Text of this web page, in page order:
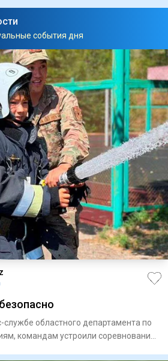
события дня
службе областного департамента по
командам устроили соревнования